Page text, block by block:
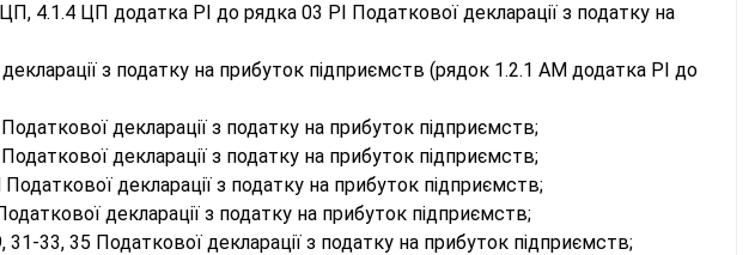
4.1.4 ЦП додатка РІ до рядка 03 РІ Податкової декларації з податку на
з податку на прибуток підприємств (рядок 1.2.1 АМ додатка РІ до
декларації з податку на прибуток підприємств;
декларації з податку на прибуток підприємств;
декларації з податку на прибуток підприємств;
декларації з податку на прибуток підприємств;
33, 35 Податкової декларації з податку на прибуток підприємств;